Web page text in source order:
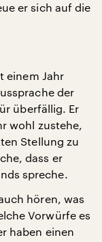
er sich auf die
einem Jahr
der
überfällig. Er
wohl zustehe,
Stellung zu
dass er
spreche.
hören, was
Vorwürfe es
haben einen